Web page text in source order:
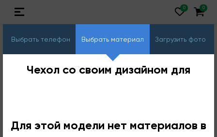
Выбрать телефон Выбрать материал Загрузить фото
Чехол со своим дизайном для
Для этой модели нет материалов в